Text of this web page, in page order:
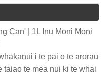
Can' | 1L Inu Moni Moni
i te pai o te arorau
taiao te mea nui ki te whai